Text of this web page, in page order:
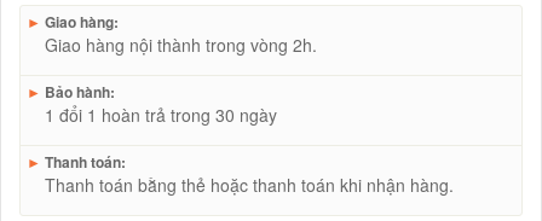
► Giao hàng:
Giao hàng nội thành trong vòng 2h.
► Bảo hành:
1 đổi 1 hoàn trả trong 30 ngày
► Thanh toán:
Thanh toán bằng thẻ hoặc thanh toán khi nhận hàng.